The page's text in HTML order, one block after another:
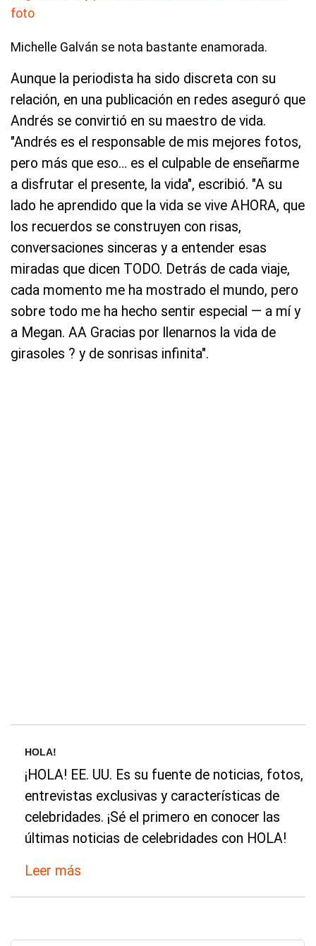
Michelle Galván se nota bastante enamorada.
Aunque la periodista ha sido discreta con su
relación, en una publicación en redes aseguró que
Andrés se convirtió en su maestro de vida.
"Andrés es el responsable de mis mejores fotos,
pero más que eso… es el culpable de enseñarme
a disfrutar el presente, la vida", escribió. "A su
lado he aprendido que la vida se vive AHORA, que
los recuerdos se construyen con risas,
conversaciones sinceras y a entender esas
miradas que dicen TODO. Detrás de cada viaje,
cada momento me ha mostrado el mundo, pero
sobre todo me ha hecho sentir especial — a mí y
a Megan. AA Gracias por llenarnos la vida de
girasoles ? y de sonrisas infinita".
HOLA!
¡HOLA! EE. UU. Es su fuente de noticias, fotos,
entrevistas exclusivas y características de
celebridades. ¡Sé el primero en conocer las
últimas noticias de celebridades con HOLA!
Leer más